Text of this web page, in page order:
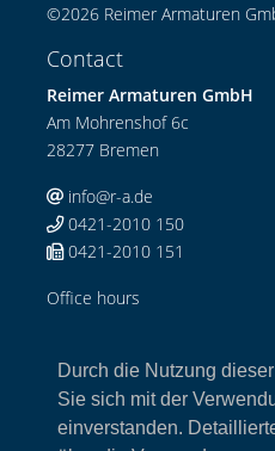
Durch die Nutzung
Sie sich mit der
einverstanden.
©2026 Reimer Armaturen
Contact
Reimer Armaturen GmbH
Am Mohrenshof 6c
28277 Bremen
info@r-a.de
0421-2010 150
0421-2010 151
Office hours
Links
Home